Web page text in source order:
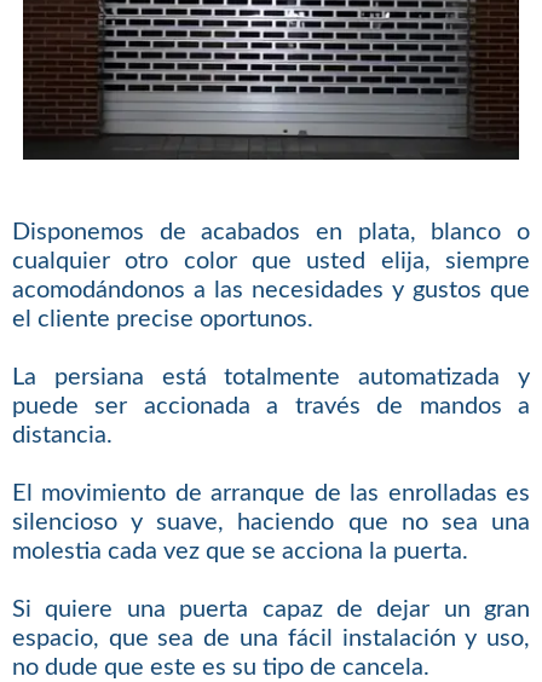
Disponemos de acabados en plata, blanco o
cualquier otro color que usted elija, siempre
acomodándonos a las necesidades y gustos que
el cliente precise oportunos.
La persiana está totalmente automatizada y
puede ser accionada a través de mandos a
distancia.
El movimiento de arranque de las enrolladas es
silencioso y suave, haciendo que no sea una
molestia cada vez que se acciona la puerta.
Si quiere una puerta capaz de dejar un gran
espacio, que sea de una fácil instalación y uso,
no dude que este es su tipo de cancela.